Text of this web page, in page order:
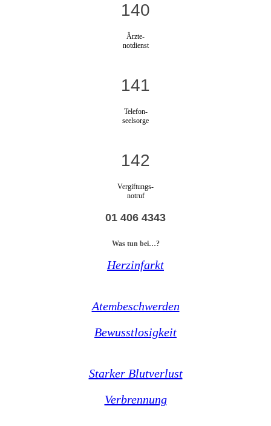
140
Ärzte-
notdienst
141
Telefon-
seelsorge
142
Vergiftungs-
notruf
01 406 4343
Was tun bei…?
Herzinfarkt
Atembeschwerden
Bewusstlosigkeit
Starker Blutverlust
Verbrennung